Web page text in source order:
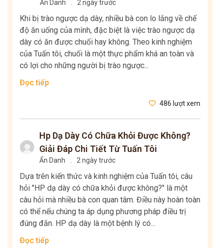
Ẩn Danh 2 ngày trước
Khi bị trào ngược dạ dày, nhiều bà con lo lắng về chế
độ ăn uống của mình, đặc biệt là việc trào ngược dạ
dày có ăn được chuối hay không. Theo kinh nghiệm
của Tuấn tôi, chuối là một thực phẩm khá an toàn và
có lợi cho những người bị trào ngược...
Đọc tiếp
486 lượt xem
Hp Dạ Dày Có Chữa Khỏi Được Không?
Giải Đáp Chi Tiết Từ Tuấn Tôi
Ẩn Danh 2 ngày trước
Dựa trên kiến thức và kinh nghiệm của Tuấn tôi, câu
hỏi "HP dạ dày có chữa khỏi được không?" là một
câu hỏi mà nhiều bà con quan tâm. Điều này hoàn toàn
có thể nếu chúng ta áp dụng phương pháp điều trị
đúng đắn. HP dạ dày là một bệnh lý có...
Đọc tiếp